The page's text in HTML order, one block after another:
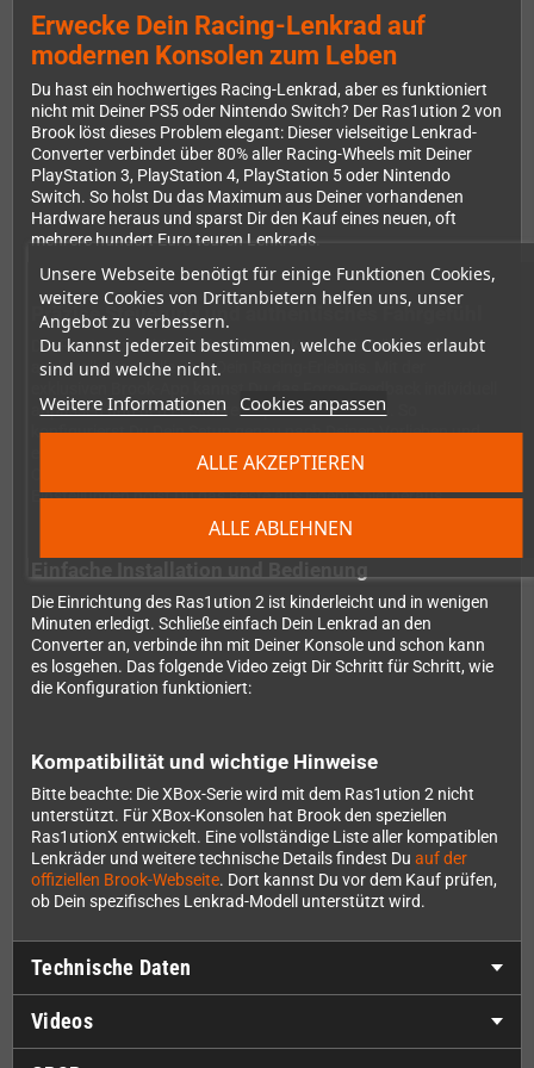
Unsere Webseite benötigt für einige Funktionen Cookies,
weitere Cookies von Drittanbietern helfen uns, unser
Angebot zu verbessern.
Du kannst jederzeit bestimmen, welche Cookies erlaubt
sind und welche nicht.
Weitere Informationen Cookies anpassen
ALLE ABLEHNEN
ALLE AKZEPTIEREN
Erwecke Dein Racing-Lenkrad auf
modernen Konsolen zum Leben
Du hast ein hochwertiges Racing-Lenkrad, aber es funktioniert
nicht mit Deiner PS5 oder Nintendo Switch? Der Ras1ution 2 von
Brook löst dieses Problem elegant: Dieser vielseitige Lenkrad-
Converter verbindet über 80% aller Racing-Wheels mit Deiner
PlayStation 3, PlayStation 4, PlayStation 5 oder Nintendo
Switch. So holst Du das Maximum aus Deiner vorhandenen
Hardware heraus und sparst Dir den Kauf eines neuen, oft
mehrere hundert Euro teuren Lenkrads.
Präzise Steuerung und authentisches Fahrgefühl
Der Ras1ution 2 bietet Dir nicht nur Kompatibilität, sondern
auch volle Kontrolle über Dein Racing-Erlebnis. Mit der
anpassen und den Lenkbereich präzise einstellen. So
konfigurierst Du Dein Setup genau nach Deinen Vorlieben und
erreichst maximale Immersion in Deinen Lieblings-Rennspielen.
Ob Simulation oder Arcade-Racer – mit den richtigen
Einstellungen holst Du das Beste aus jedem Spiel heraus.
Die Einrichtung des Ras1ution 2 ist kinderleicht und in wenigen
Minuten erledigt. Schließe einfach Dein Lenkrad an den
Converter an, verbinde ihn mit Deiner Konsole und schon kann
es losgehen. Das folgende Video zeigt Dir Schritt für Schritt, wie
die Konfiguration funktioniert:
Kompatibilität und wichtige Hinweise
Bitte beachte: Die XBox-Serie wird mit dem Ras1ution 2 nicht
unterstützt. Für XBox-Konsolen hat Brook den speziellen
Ras1utionX entwickelt. Eine vollständige Liste aller kompatiblen
Lenkräder und weitere technische Details findest Du auf der
offiziellen Brook-Webseite. Dort kannst Du vor dem Kauf prüfen,
ob Dein spezifisches Lenkrad-Modell unterstützt wird.
Technische Daten
Videos